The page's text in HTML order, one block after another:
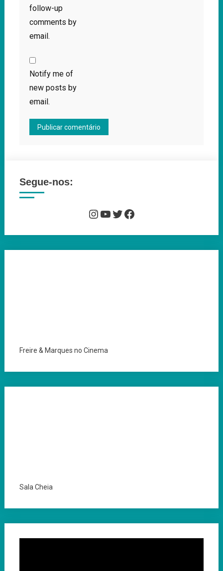
follow-up
comments by
email.
Notify me of
new posts by
email.
Segue-nos:
Instagram
YouTube
Twitter
Facebook
Freire & Marques no Cinema
Sala Cheia